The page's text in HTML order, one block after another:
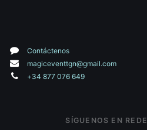
Contáctenos
magiceventtgn@gmail.com
+34 877 076 649
SÍGUENOS EN